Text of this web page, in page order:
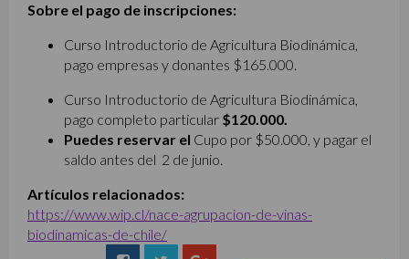
Sobre el pago de inscripciones:
Curso Introductorio de Agricultura Biodinámica,
pago empresas y donantes $165.000.
Curso Introductorio de Agricultura Biodinámica,
pago completo particular $120.000.
Puedes reservar el Cupo por $50.000, y pagar el
saldo antes del 2 de junio.
Artículos relacionados:
https://www.wip.cl/nace-agrupacion-de-vinas-
biodinamicas-de-chile/